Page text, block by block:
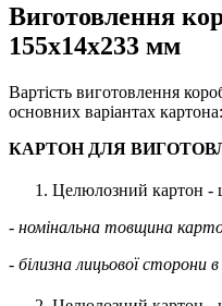
Виготовлення
155х14х233 мм
Вартість виготовлення
основних варіантах картона:
КАРТОН ДЛЯ
Целюлозний картон -
- номінальна товщина
- білизна лицьової сторони